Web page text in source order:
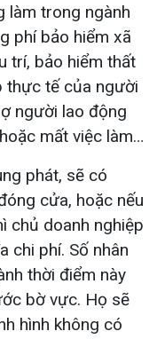
làm trong ngành
phí bảo hiểm xã
trí, bảo hiểm thất
thực tế của người
người lao động
mất việc làm…
phát, sẽ có
cửa, hoặc nếu
chủ doanh nghiệp
chi phí. Số nhân
thời điểm này
bờ vực. Họ sẽ
hình không có